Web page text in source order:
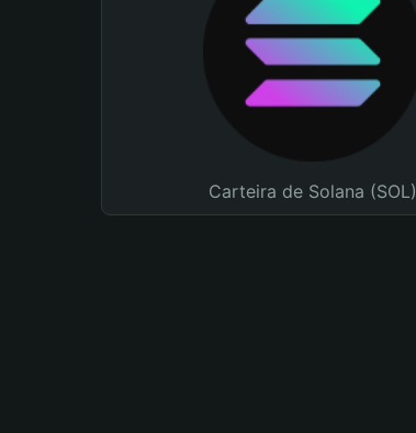
Carteira de Solana (SOL)